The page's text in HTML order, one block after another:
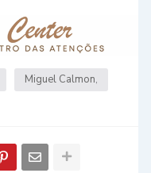
Miguel Calmon